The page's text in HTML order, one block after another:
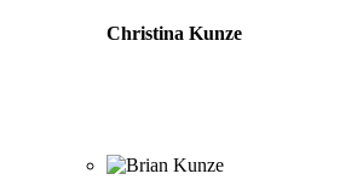
Christina Kunze